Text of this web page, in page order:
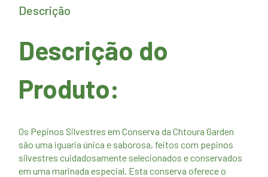
Descrição
Descrição do
Produto:
Os Pepinos Silvestres em Conserva da Chtoura Garden
são uma iguaria única e saborosa, feitos com pepinos
silvestres cuidadosamente selecionados e conservados
em uma marinada especial. Esta conserva oferece o